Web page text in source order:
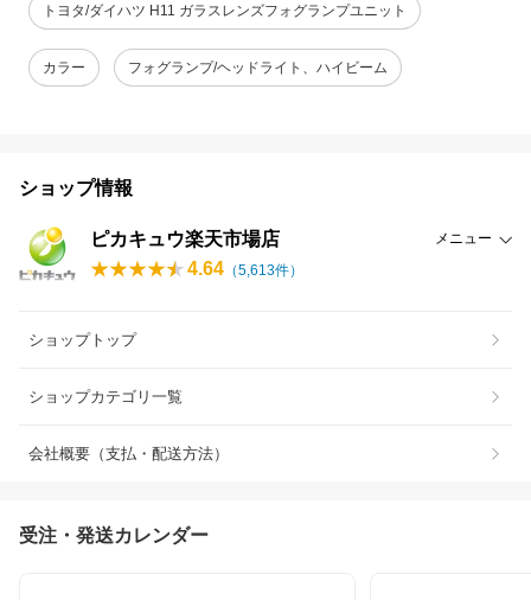
トヨタ/ダイハツ H11 ガラスレンズフォグランプユニット
カラー フォグランプ/ヘッドライト、ハイビーム
ショップ情報
ピカキュウ楽天市場店 メニュー
4.64 （5,613件）
ショップトップ
ショップカテゴリ一覧
会社概要（支払・配送方法）
受注・発送カレンダー